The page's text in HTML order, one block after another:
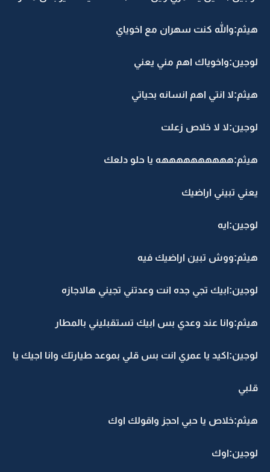
هيثم:والله كنت سهران مع اخوياي
لوجين:واخوياك اهم مني يعني
هيثم:لا انتي اهم انسانه بحياتي
لوجين:لا لا خلاص زعلت
هيثم:ههههههههههه يا حلو دلعك
يعني تبيني اراضيك
لوجين:ايه
هيثم:ووش تبين اراضيك فيه
لوجين:ابيك تجي جده انت وعدتني تجيني هالاجازه
هيثم:وانا عند وعدي بس ابيك تستقبليني بالمطار
لوجين:اكيد يا عمري انت بس قلي بموعد طيارتك وانا اجيك يا
قلبي
هيثم:خلاص يا حبي احجز واقولك اوك
لوجين:اوك